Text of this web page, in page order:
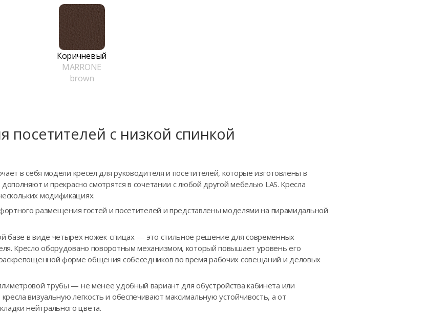
Коричневый
MARRONE
brown
посетителей с низкой спинкой
в себя модели кресел для руководителя и посетителей, которые изготовлены в
и прекрасно смотрятся в сочетании с любой другой мебелью LAS. Кресла
модификациях.
размещения гостей и посетителей и представлены моделями на пирамидальной
базе в виде четырех ножек-спицах — это стильное решение для современных
Кресло оборудовано поворотным механизмом, который повышает уровень его
форме общения собеседников во время рабочих совещаний и деловых
трубы — не менее удобный вариант для обустройства кабинета или
визуальную легкость и обеспечивают максимальную устойчивость, а от
нейтрального цвета.